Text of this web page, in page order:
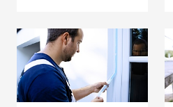
Abdeckband für den
Außenbereich